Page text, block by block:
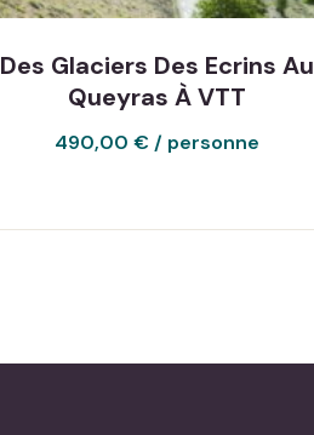
Des Glaciers Des Ecrins Au
Queyras À VTT
490,00€